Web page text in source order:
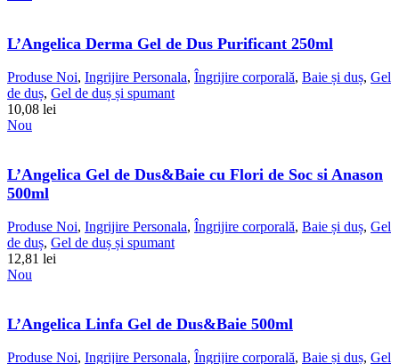
L’Angelica Derma Gel de Dus Purificant 250ml
Produse Noi, Ingrijire Personala, Îngrijire corporală, Baie și duș, Gel
de duș, Gel de duș și spumant
10,08 lei
Nou
L’Angelica Gel de Dus&Baie cu Flori de Soc si Anason
500ml
Produse Noi, Ingrijire Personala, Îngrijire corporală, Baie și duș, Gel
de duș, Gel de duș și spumant
12,81 lei
Nou
L’Angelica Linfa Gel de Dus&Baie 500ml
Produse Noi, Ingrijire Personala, Îngrijire corporală, Baie și duș, Gel